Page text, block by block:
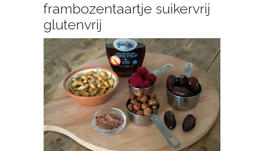
frambozentaartje suikervrij
glutenvrij